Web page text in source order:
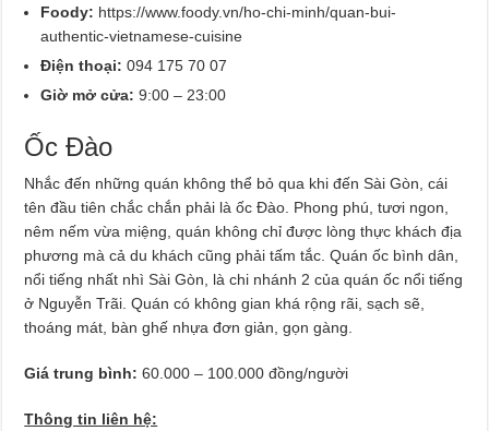
Foody: https://www.foody.vn/ho-chi-minh/quan-bui-
authentic-vietnamese-cuisine
Điện thoại:094 175 70 07
Giờ mở cửa:9:00 – 23:00
Ốc Đào
Nhắc đến những quán không thể bỏ qua khi đến Sài Gòn, cái
tên đầu tiên chắc chắn phải là ốc Đào. Phong phú, tươi ngon,
nêm nếm vừa miệng, quán không chỉ được lòng thực khách địa
phương mà cả du khách cũng phải tấm tắc. Quán ốc bình dân,
nổi tiếng nhất nhì Sài Gòn, là chi nhánh 2 của quán ốc nổi tiếng
ở Nguyễn Trãi. Quán có không gian khá rộng rãi, sạch sẽ,
thoáng mát, bàn ghế nhựa đơn giản, gọn gàng.
Giá trung bình:60.000 – 100.000 đồng/người
Thông tin liên hệ: